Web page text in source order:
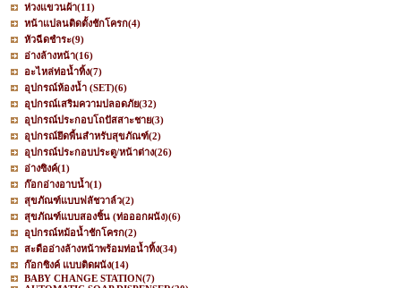
ห่วงแขวนผ้า(11)
หน้าแปลนติดตั้งชักโครก(4)
หัวฉีดชำระ(9)
อ่างล้างหน้า(16)
อะไหล่ท่อน้ำทิ้ง(7)
อุปกรณ์ห้องน้ำ (SET)(6)
อุปกรณ์เสริมความปลอดภัย(32)
อุปกรณ์ประกอบโถปัสสาะชาย(3)
อุปกรณ์ยึดพื้นสำหรับสุขภัณฑ์(2)
อุปกรณ์ประกอบประตู/หน้าต่าง(26)
อ่างซิงค์(1)
ก๊อกอ่างอาบน้ำ(1)
สุขภัณฑ์แบบฟลัชวาล์ว(2)
สุขภัณฑ์แบบสองชิ้น (ท่อออกผนัง)(6)
อุปกรณ์หม้อน้ำชักโครก(2)
สะดืออ่างล้างหน้าพร้อมท่อน้ำทิ้ง(34)
ก๊อกซิงค์ แบบติดผนัง(14)
BABY CHANGE STATION(7)